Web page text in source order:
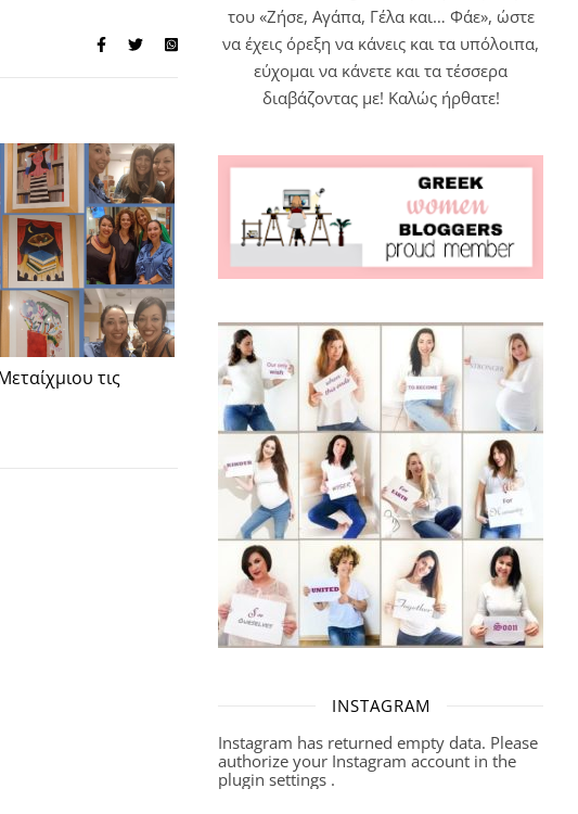
τις
του «Ζήσε, Αγάπα, Γέλα και… Φάε», ώστε
να έχεις όρεξη να κάνεις και τα υπόλοιπα,
εύχομαι να κάνετε και τα τέσσερα
διαβάζοντας με! Καλώς ήρθατε!
INSTAGRAM
Instagram has returned empty data. Please
authorize your Instagram account in the
plugin settings .